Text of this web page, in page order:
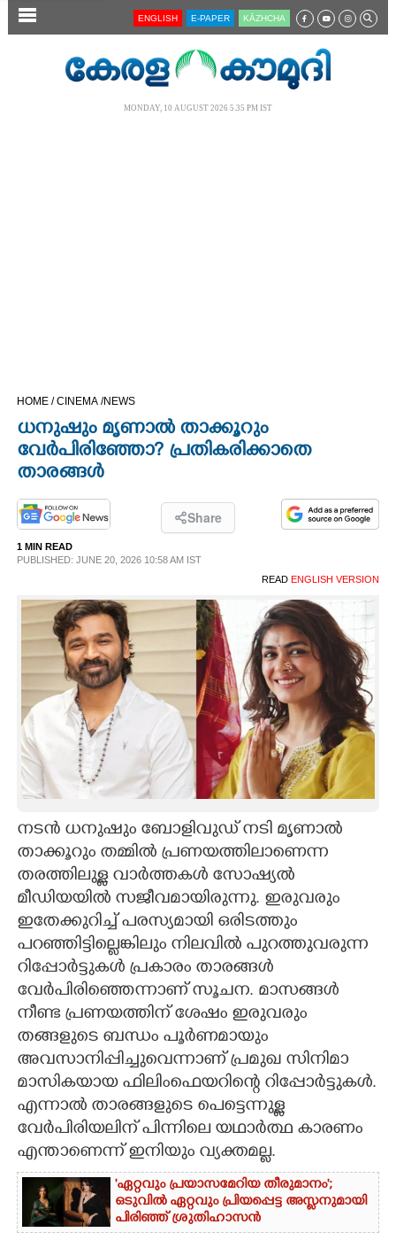
SECTIONS
OPINION
PHOTOS
LIFESTYLE
SPIRITUAL
ART
ASTRO
CARTOONS
LITERATURE
ZOOM
CONTACT US
ENGLISH E-PAPER KĀZHCHA
MONDAY, 10 AUGUST 2026 5.35 PM IST
HOME /CINEMA /NEWS
ധനുഷും മൃണാൽ താക്കൂറും
വേർപിരിഞ്ഞോ? പ്രതികരിക്കാതെ
താരങ്ങൾ
Share
1 MIN READ
PUBLISHED: JUNE 20, 2026 10:58 AM IST
READ ENGLISH VERSION
നടൻ ധനുഷും ബോളിവുഡ് നടി മൃണാൽ
താക്കൂറും തമ്മിൽ പ്രണയത്തിലാണെന്ന
തരത്തിലുള്ള വാർത്തകൾ സോഷ്യൽ
മീഡിയയിൽ സജീവമായിരുന്നു. ഇരുവരും
ഇതേക്കുറിച്ച് പരസ്യമായി ഒരിടത്തും
പറഞ്ഞിട്ടില്ലെങ്കിലും നിലവിൽ പുറത്തുവരുന്ന
റിപ്പോർട്ടുകൾ പ്രകാരം താരങ്ങൾ
വേർപിരിഞ്ഞെന്നാണ് സൂചന. മാസങ്ങൾ
നീണ്ട പ്രണയത്തിന് ശേഷം ഇരുവരും
തങ്ങളുടെ ബന്ധം പൂർണമായും
അവസാനിപ്പിച്ചുവെന്നാണ് പ്രമുഖ സിനിമാ
മാസികയായ ഫിലിംഫെയറിന്റെ റിപ്പോർട്ടുകൾ.
എന്നാൽ താരങ്ങളുടെ പെട്ടെന്നുള്ള
വേർപിരിയലിന് പിന്നിലെ യഥാർത്ഥ കാരണം
എന്താണെന്ന് ഇനിയും വ്യക്തമല്ല.
'ഏറ്റവും പ്രയാസമേറിയ തീരുമാനം';
ഒടുവിൽ ഏറ്റവും പ്രിയപ്പെട്ട അസ്ലനുമായി
പിരിഞ്ഞ് ശ്രുതിഹാസൻ